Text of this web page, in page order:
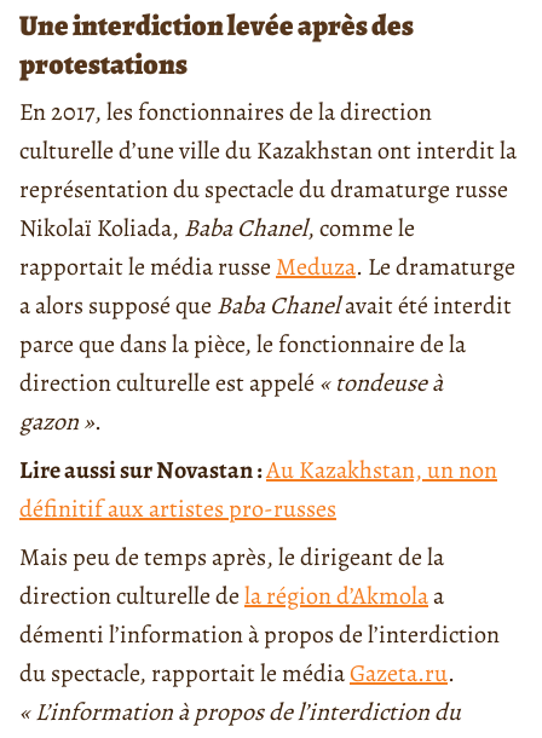
Une interdiction levée après des
protestations
En 2017, les fonctionnaires de la direction
culturelle d’une ville du Kazakhstan ont interdit la
représentation du spectacle du dramaturge russe
Nikolaï Koliada, Baba Chanel, comme le
rapportait le média russeMeduza. Le dramaturge
a alors supposé que Baba Chanelavait été interdit
parce que dans la pièce, le fonctionnaire de la
direction culturelle est appelé « tondeuse à
gazon ».
Lire aussi sur Novastan :Au Kazakhstan, un non
définitif aux artistes pro-russes
Mais peu de temps après, le dirigeant de la
direction culturelle dela région d’Akmolaa
démenti l’information à propos de l’interdiction
du spectacle, rapportait le médiaGazeta.ru.
« L’information à propos de l’interdiction du